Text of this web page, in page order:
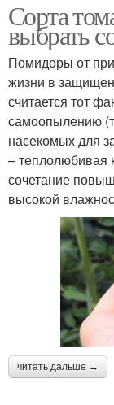
Сорта
выбрать
Помидоры от
жизни в
считается тот
самоопылению
насекомых для
– теплолюбивая
сочетание
высокой
читать дальше →